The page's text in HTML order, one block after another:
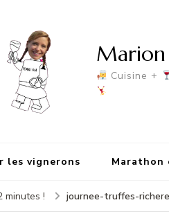
Marion
Cuisine +
les vignerons Marathon
minutes ! journee-truffes-